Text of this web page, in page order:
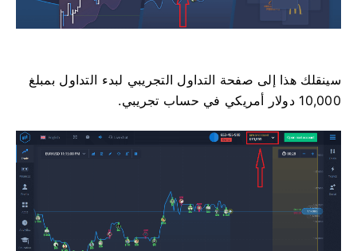
سينقلك هذا إلى صفحة التداول التجريبي لبدء التداول بمبلغ
10,000 دولار أمريكي في حساب تجريبي.